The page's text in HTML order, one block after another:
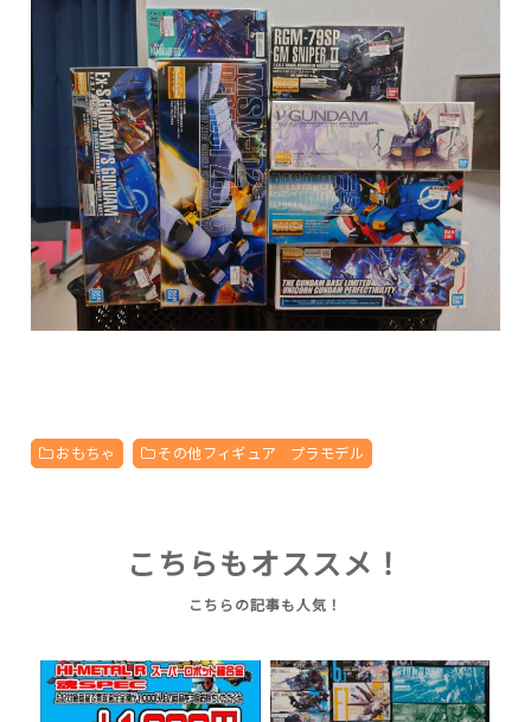
おもちゃ その他フィギュア プラモデル
こちらもオススメ！